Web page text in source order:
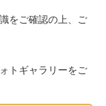
をご確認の上、ご
トギャラリーをご